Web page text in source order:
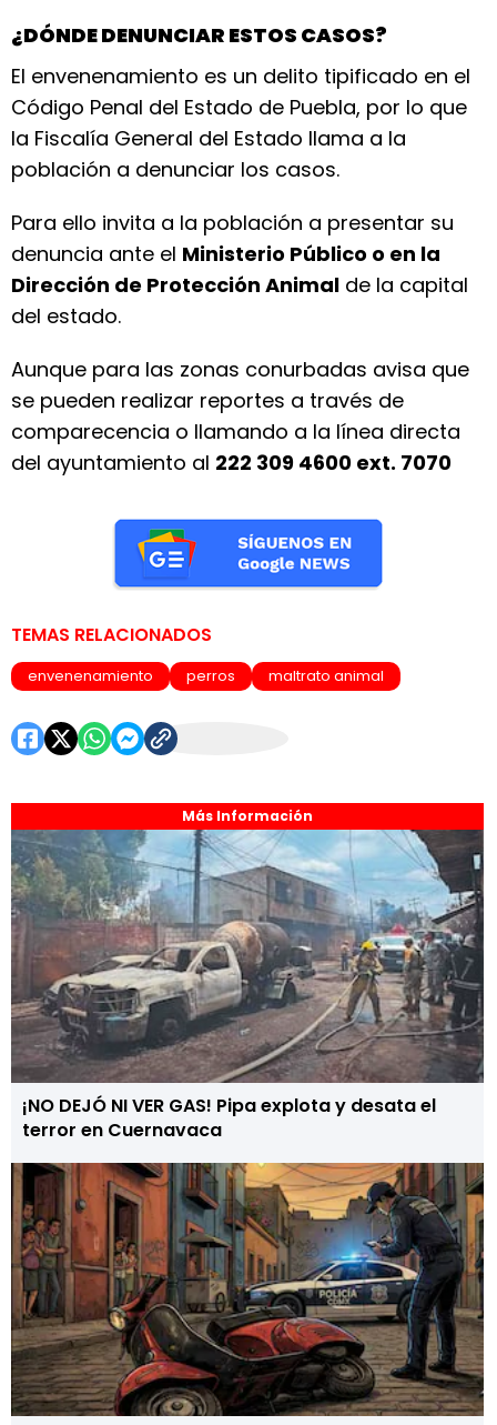
Más Información
¡NO DEJÓ NI VER GAS! Pipa explota y desata el
terror en Cuernavaca
¿DÓNDE DENUNCIAR ESTOS CASOS?
El envenenamiento es un delito tipificado en el
Código Penal del Estado de Puebla, por lo que
la Fiscalía General del Estado llama a la
población a denunciar los casos.
Para ello invita a la población a presentar su
denuncia ante el Ministerio Público o en la
Dirección de Protección Animal de la capital
del estado.
Aunque para las zonas conurbadas avisa que
se pueden realizar reportes a través de
comparecencia o llamando a la línea directa
del ayuntamiento al 222 309 4600 ext. 7070
TEMAS RELACIONADOS
envenenamiento perros maltrato animal